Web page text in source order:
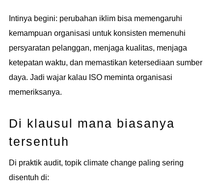
Intinya begini: perubahan iklim bisa memengaruhi
kemampuan organisasi untuk konsisten memenuhi
persyaratan pelanggan, menjaga kualitas, menjaga
ketepatan waktu, dan memastikan ketersediaan sumber
daya. Jadi wajar kalau ISO meminta organisasi
memeriksanya.
Di klausul mana biasanya
tersentuh
Di praktik audit, topik climate change paling sering
disentuh di: